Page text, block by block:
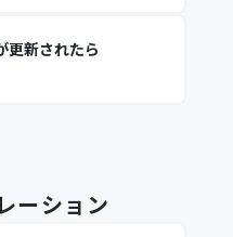
更新されたら
ーション